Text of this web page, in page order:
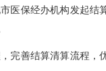
医保经办机构发起
完善结算清算流程